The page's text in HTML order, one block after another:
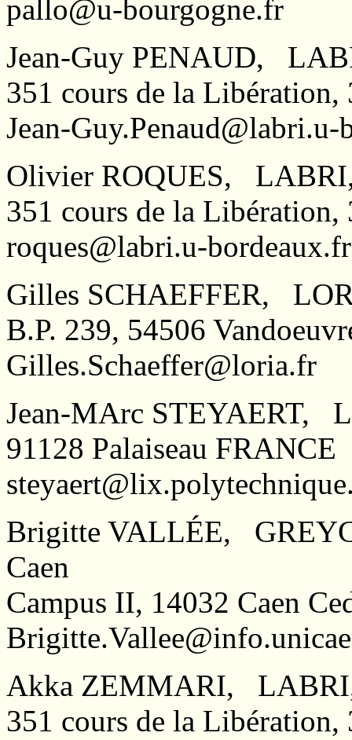
pallo@u-bourgogne.fr
Jean-Guy PENAUD,
351 cours de la Libération,
Jean-
Olivier ROQUES,
351 cours de la Libération,
roques@labri.u-bordeaux.fr
Gilles SCHAEFFER,
B.P. 239, 54506
Gilles.Schaeffer@loria.fr
Jean-MArc STEYAERT,
91128 Palaiseau FRANCE
Brigitte VALLÉE,
Caen
Campus II, 14032 Caen
Akka ZEMMARI,
351 cours de la Libération,